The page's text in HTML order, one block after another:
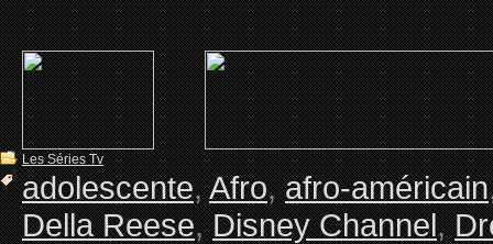
Les Séries Tv
adolescente,Afro,afro-américain
Della Reese,Disney Channel,